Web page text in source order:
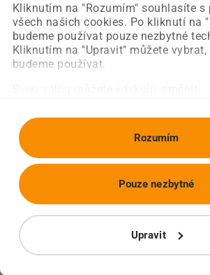
Kliknutím na "Rozumím" souhlasíte s
všech našich cookies. Po kliknutí na
budeme používat pouze nezbytné
Kliknutím na "Upravit" můžete vybrat,
budeme používat.
Rozumím
Upravit
Pouze nezbytné
Obnovit stránku